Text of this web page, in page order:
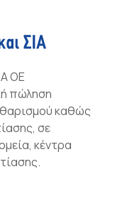
ΟΕ
πώληση
καθώς
σε
κέντρα